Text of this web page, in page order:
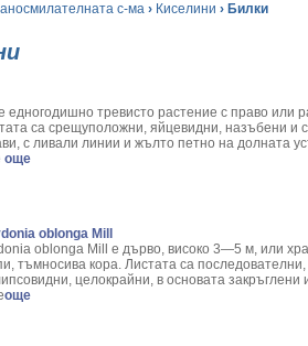
с-ма › Киселини › Билки
едногодишно тревисто растение с право или
са срещуположни, яйцевидни, назъбени и
с ливали линии и жълто петно на долната
още
oblonga Mill
oblonga Mill е дърво, високо 3—5 м, или
тъмносива кора. Листата са
целокрайни, в основата закръглени
още